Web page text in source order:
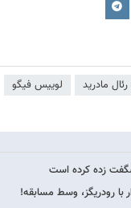
رئال مادرید لوییس فیگو
شگفت زده کرده است
رودریگز، وسط مسابقه!